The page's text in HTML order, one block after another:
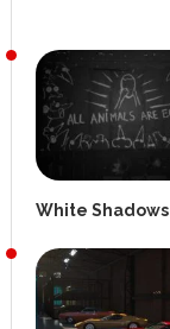
White Shadows